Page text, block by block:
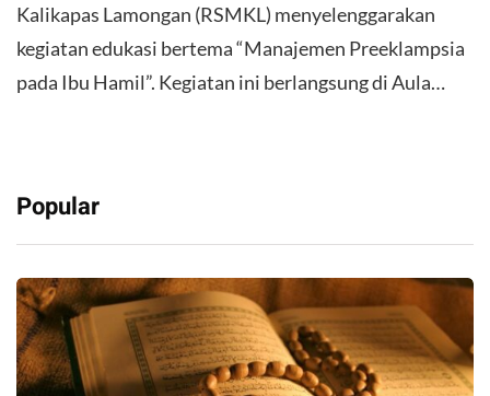
Kalikapas Lamongan (RSMKL) menyelenggarakan
kegiatan edukasi bertema “Manajemen Preeklampsia
pada Ibu Hamil”. Kegiatan ini berlangsung di Aula…
Popular